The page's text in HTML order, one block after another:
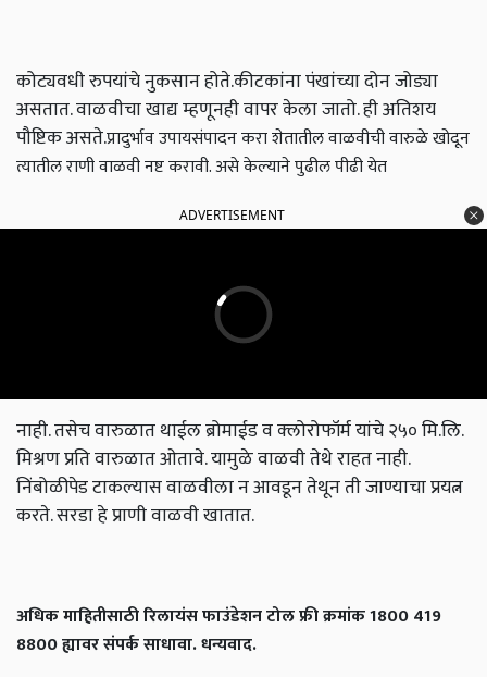
कोट्यवधी रुपयांचे नुकसान होते.कीटकांना पंखांच्या दोन जोड्या
असतात. वाळवीचा खाद्य म्हणूनही वापर केला जातो. ही अतिशय
पौष्टिक असते.प्रादुर्भावउपायसंपादन कराशेतातील वाळवीची वारुळे खोदून
त्यातील राणी वाळवी नष्ट करावी. असे केल्याने पुढील पीढी येत
ADVERTISEMENT
नाही. तसेच वारुळात थाईल ब्रोमाईड व क्‍लोरोफॉर्म यांचे २५० मि.लि.
मिश्रण प्रति वारुळात ओतावे. यामुळे वाळवी तेथे राहत नाही.
निंबोळीपेड टाकल्यास वाळवीला न आवडून तेथून ती जाण्याचा प्रयत्न
करते. सरडा हे प्राणी वाळवी खातात.
अधिक माहितीसाठी रिलायंस फाउंडेशन टोल फ्री क्रमांक 1800 419
8800 ह्यावर संपर्क साधावा. धन्यवाद.